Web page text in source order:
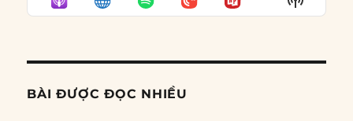
LIST
Podcast
BÀI ĐƯỢC ĐỌC NHIỀU